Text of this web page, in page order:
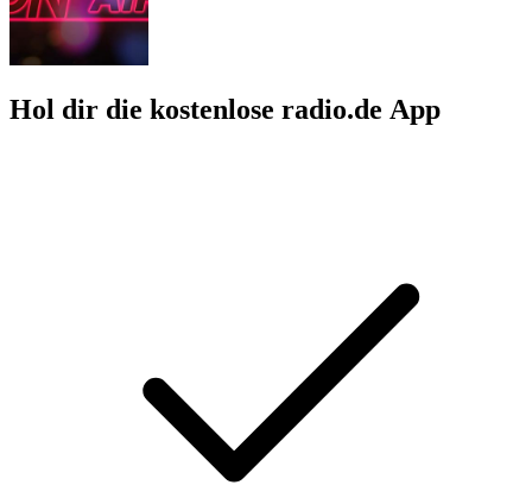
Hol dir die kostenlose radio.de App